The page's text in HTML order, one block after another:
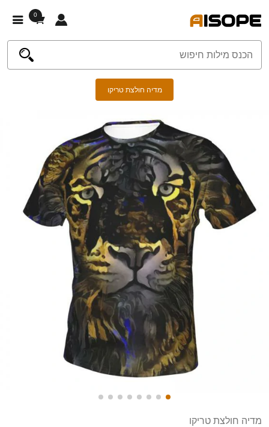
0
מדיה חולצת טריקו
מדיה חולצת טריקו